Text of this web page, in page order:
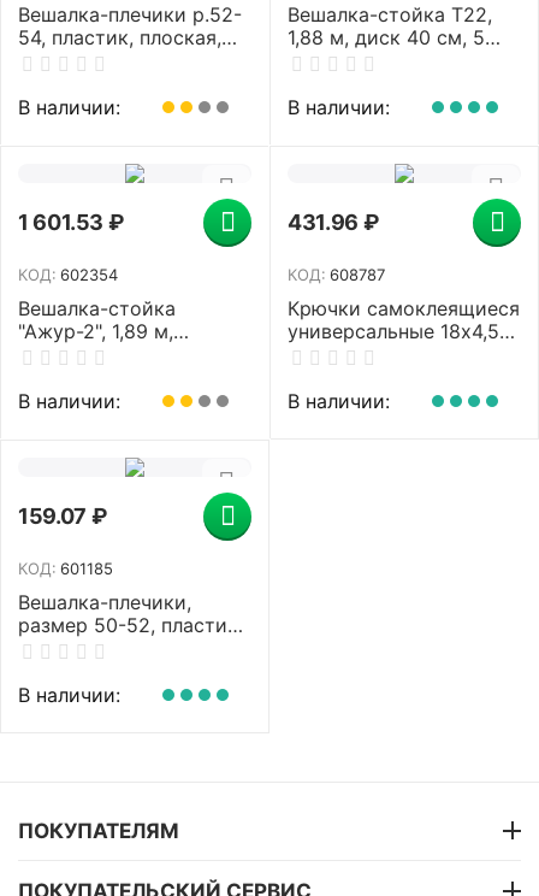
Вешалка-плечики р.52-
54, пластик, плоская,
перекладина, крючки
BRABIX, 601655
В наличии:
Вешалка-стойка Т22,
1,88 м, диск 40 см, 5
крючков, металл,
В наличии:
1 601.53 ₽
КОД: 602354
Вешалка-стойка
"Ажур-2", 1,89 м,
основание 46 см, 5
В наличии:
431.96 ₽
КОД: 608787
Крючки самоклеящиеся
универсальные 18х4,5
см, 4 шт. на планке,
LAIMA Home, 608787
В наличии:
159.07 ₽
КОД: 601185
Вешалка-плечики,
размер 50-52, пластик,
анатомическая,
для бретелей, черный,
В наличии:
ПОКУПАТЕЛЯМ
ПОКУПАТЕЛЬСКИЙ СЕРВИС